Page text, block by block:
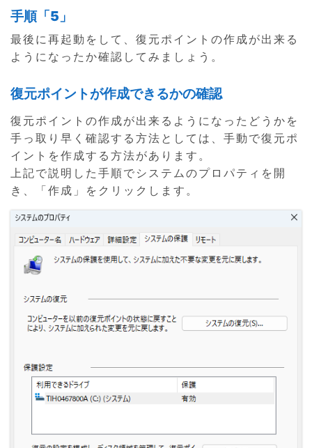
手順「5」
最後に再起動をして、復元ポイントの作成が出来る
ようになったか確認してみましょう。
復元ポイントが作成できるかの確認
復元ポイントの作成が出来るようになったどうかを
手っ取り早く確認する方法としては、手動で復元ポ
イントを作成する方法があります。
上記で説明した手順でシステムのプロパティを開
き、「作成」をクリックします。